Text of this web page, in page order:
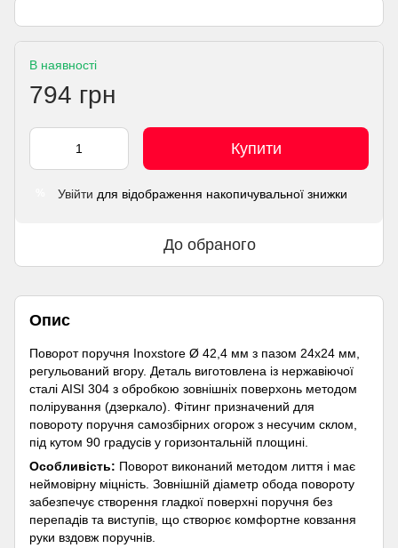
В наявності
794 грн
Купити
Увійти для відображення накопичувальної знижки
До обраного
Опис
Поворот поручня Inoxstore Ø 42,4 мм з пазом 24х24 мм,
регульований вгору. Деталь виготовлена із нержавіючої
сталі AISI 304 з обробкою зовнішніх поверхонь методом
полірування (дзеркало). Фітинг призначений для
повороту поручня самозбірних огорож з несучим склом,
під кутом 90 градусів у горизонтальній площині.
Особливість: Поворот виконаний методом лиття і має
неймовірну міцність. Зовнішній діаметр обода повороту
забезпечує створення гладкої поверхні поручня без
перепадів та виступів, що створює комфортне ковзання
руки вздовж поручнів.